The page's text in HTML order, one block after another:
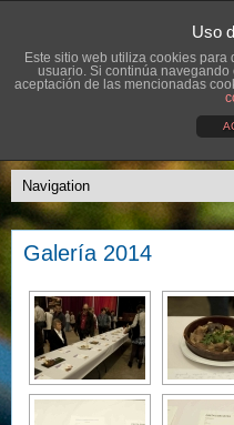
Galería 2014
Uso
Este sitio web utiliza cookies
usuario. Si continúa
aceptación de las mencionadas